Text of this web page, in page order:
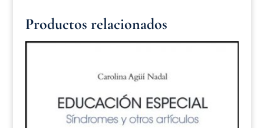
Productos relacionados